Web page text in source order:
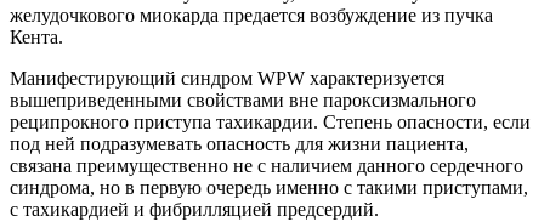
желудочкового миокарда предается возбуждение из пучка
Кента.
Манифестирующий синдром WPW характеризуется
вышеприведенными свойствами вне пароксизмального
реципрокного приступа тахикардии. Степень опасности, если
под ней подразумевать опасность для жизни пациента,
связана преимущественно не с наличием данного сердечного
синдрома, но в первую очередь именно с такими приступами,
с тахикардией и фибрилляцией предсердий.